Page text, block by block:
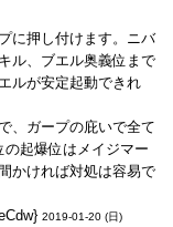
に押し付けます。ニバ
ル、ブエル奥義位まで
ルが安定起動できれ
、ガープの庇いで全て
起爆位はメイジマー
かければ対処は容易で
2019-01-20 (日)